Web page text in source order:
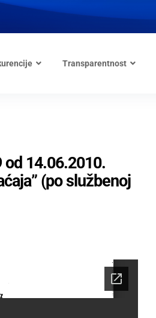
Transparentnost
14.06.2010.
(po službenoj